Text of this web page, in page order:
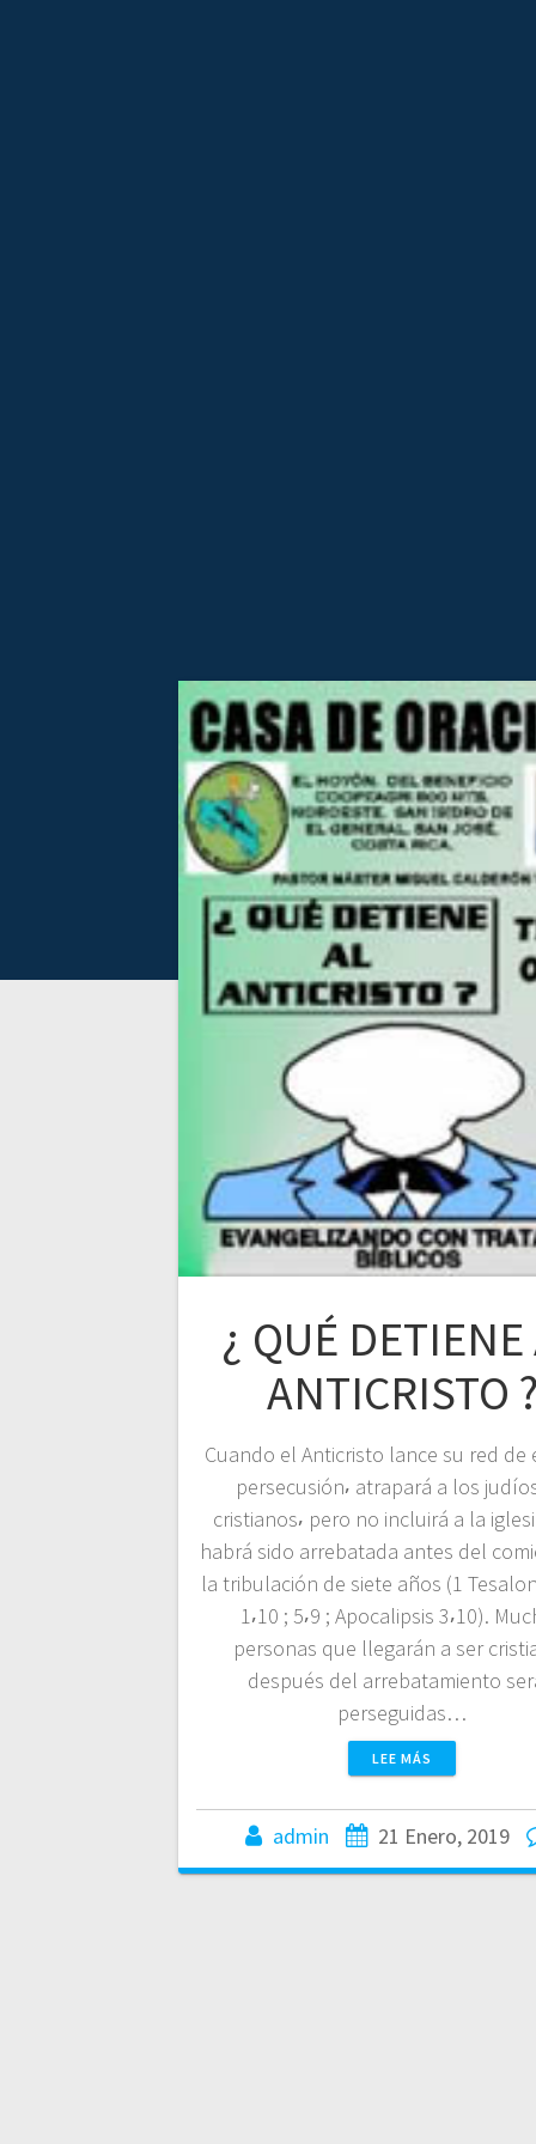
¿ QUÉ
ANTICRISTO
Cuando el Anticristo lance su red de
persecusión⸴ atrapará a los
cristianos⸴ pero no incluirá a la
habrá sido arrebatada antes del
la tribulación de siete años (1
1⸴10 ; 5⸴9 ; Apocalipsis 3⸴10).
personas que llegarán a ser
después del arrebatamiento
perseguidas…
LEE MÁS
admin 21 Enero, 2019